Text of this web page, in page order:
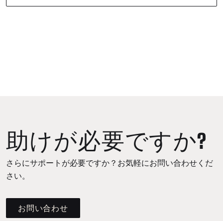
助けが必要ですか?
さらにサポートが必要ですか？お気軽にお問い合わせくだ
さい。
お問い合わせ